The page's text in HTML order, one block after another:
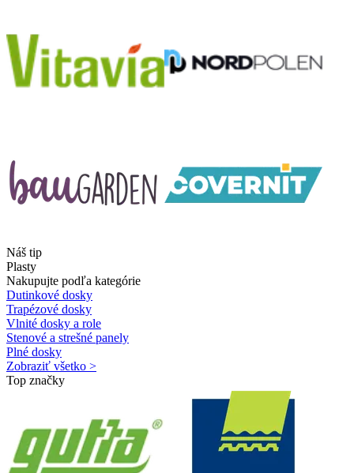
Náš tip
Plasty
Nakupujte podľa kategórie
Dutinkové dosky
Trapézové dosky
Vlnité dosky a role
Stenové a strešné panely
Plné dosky
Zobraziť všetko >
Top značky